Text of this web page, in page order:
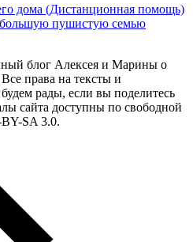
дома (Дистанционная помощь)
пушистую семью
блог Алексея и Марины о
права на тексты и
рады, если вы поделитесь
сайта доступны по свободной
SA 3.0.